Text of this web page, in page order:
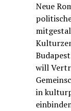
Neue
will
in